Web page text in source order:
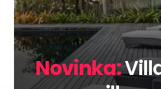
Novinka: